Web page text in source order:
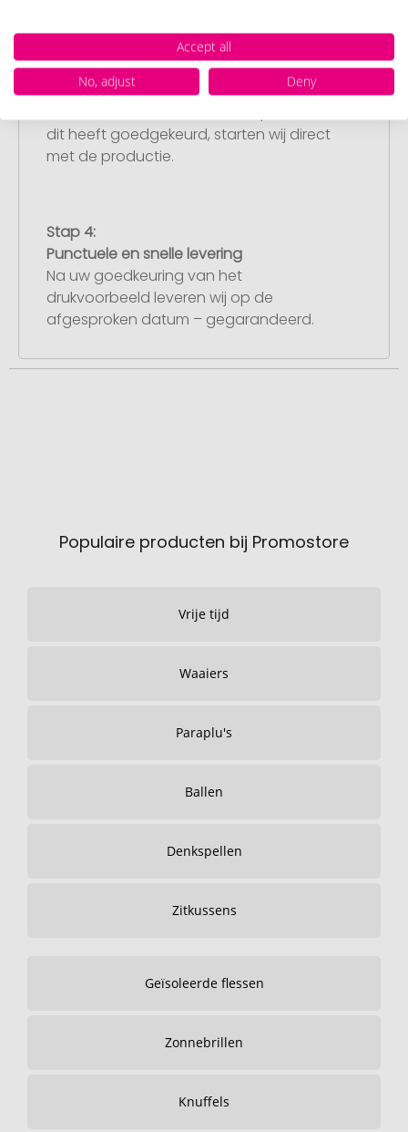
Artikelvoorbeeld en goedkeuring
U ontvangt van ons een gratis
dit heeft goedgekeurd, starten wij direct
met de productie.
Stap 4:
Punctuele en snelle levering
Na uw goedkeuring van het
drukvoorbeeld leveren wij op de
afgesproken datum – gegarandeerd.
Populaire producten bij Promostore
Vrije tijd
Waaiers
Paraplu's
Ballen
Denkspellen
Zitkussens
Geïsoleerde flessen
Zonnebrillen
Knuffels
Accept all
No, adjust
Deny